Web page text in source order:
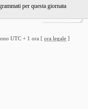
per questa giornata
UTC + 1 ora [ ora legale ]